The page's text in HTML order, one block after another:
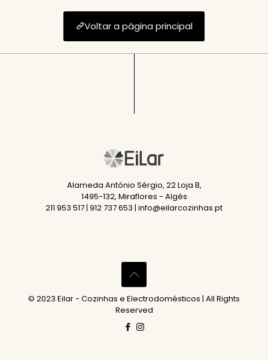
Voltar a página principal
Alameda António Sérgio, 22 Loja B,
1495-132, Miraflores - Algés
211 953 517 | 912 737 653 | info@eilarcozinhas.pt
© 2023 Eilar - Cozinhas e Electrodomésticos | All Rights
Reserved